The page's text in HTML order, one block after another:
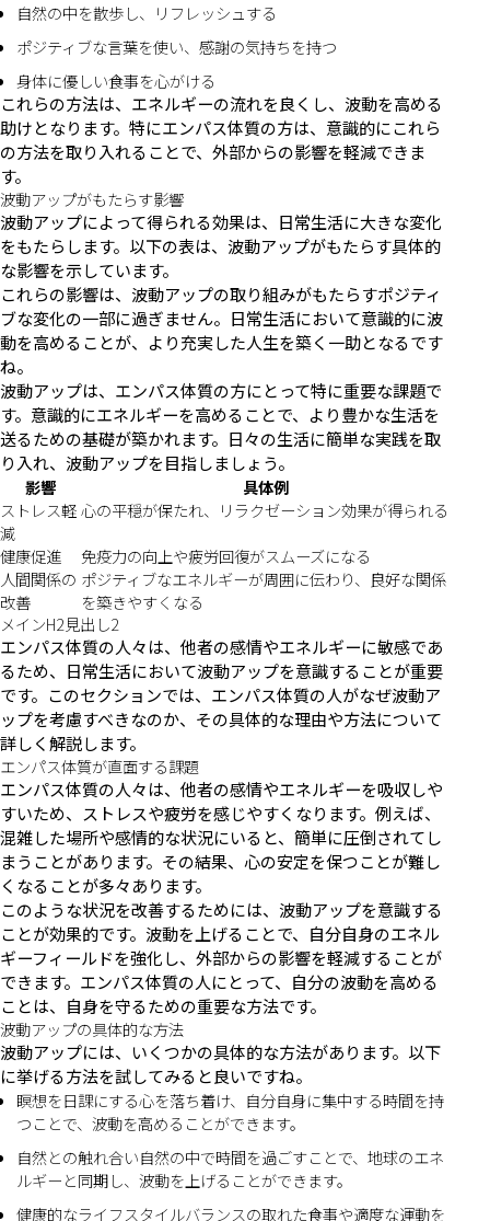
自然の中を散歩し、リフレッシュする
ポジティブな言葉を使い、感謝の気持ちを持つ
身体に優しい食事を心がける
これらの方法は、エネルギーの流れを良くし、波動を高める
助けとなります。特にエンパス体質の方は、意識的にこれら
の方法を取り入れることで、外部からの影響を軽減できま
す。
波動アップがもたらす影響
波動アップによって得られる効果は、日常生活に大きな変化
をもたらします。以下の表は、波動アップがもたらす具体的
な影響を示しています。
これらの影響は、波動アップの取り組みがもたらすポジティ
ブな変化の一部に過ぎません。日常生活において意識的に波
動を高めることが、より充実した人生を築く一助となるです
ね。
波動アップは、エンパス体質の方にとって特に重要な課題で
す。意識的にエネルギーを高めることで、より豊かな生活を
送るための基礎が築かれます。日々の生活に簡単な実践を取
り入れ、波動アップを目指しましょう。
影響
具体例
ストレス軽
減
心の平穏が保たれ、リラクゼーション効果が得られる
健康促進
免疫力の向上や疲労回復がスムーズになる
人間関係の
改善
ポジティブなエネルギーが周囲に伝わり、良好な関係
を築きやすくなる
メインH2見出し2
エンパス体質の人々は、他者の感情やエネルギーに敏感であ
るため、日常生活において波動アップを意識することが重要
です。このセクションでは、エンパス体質の人がなぜ波動ア
ップを考慮すべきなのか、その具体的な理由や方法について
詳しく解説します。
エンパス体質が直面する課題
エンパス体質の人々は、他者の感情やエネルギーを吸収しや
すいため、ストレスや疲労を感じやすくなります。例えば、
混雑した場所や感情的な状況にいると、簡単に圧倒されてし
まうことがあります。その結果、心の安定を保つことが難し
くなることが多々あります。
このような状況を改善するためには、波動アップを意識する
ことが効果的です。波動を上げることで、自分自身のエネル
ギーフィールドを強化し、外部からの影響を軽減することが
できます。エンパス体質の人にとって、自分の波動を高める
ことは、自身を守るための重要な方法です。
波動アップの具体的な方法
波動アップには、いくつかの具体的な方法があります。以下
に挙げる方法を試してみると良いですね。
瞑想を日課にする心を落ち着け、自分自身に集中する時間を持
つことで、波動を高めることができます。
自然との触れ合い自然の中で時間を過ごすことで、地球のエネ
ルギーと同期し、波動を上げることができます。
健康的なライフスタイルバランスの取れた食事や適度な運動を